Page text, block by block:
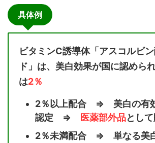
具体例
ビタミンC誘導体「アスコルビ
ド」は、美白効果が国に認めら
は2％
2％以上配合 ⇒ 美白の有
認定 ⇒ 医薬部外品とし
2％未満配合 ⇒ 単なる美